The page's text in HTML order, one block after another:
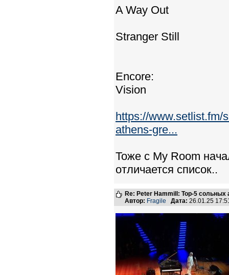
A Way Out
Stranger Still
Encore:
Vision
https://www.setlist.fm/
athens-gre...
Тоже с My Room
отличается список..
Re: Peter Hammill: Top-5 сольных
Автор: Fragile Дата: 26.01.25